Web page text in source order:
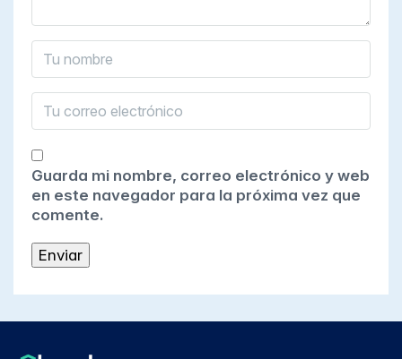
Guarda mi nombre, correo electrónico y web
en este navegador para la próxima vez que
comente.